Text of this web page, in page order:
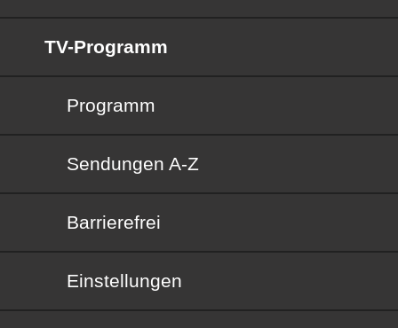
TV-Programm
Programm
Sendungen von A bis Z
Sendungen A-Z
Barrierefrei
Barrierefrei
Einstellungen